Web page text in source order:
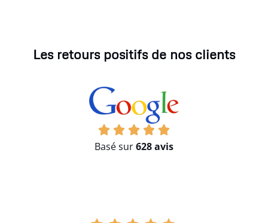
Les retours positifs de nos clients
Basé sur628 avis